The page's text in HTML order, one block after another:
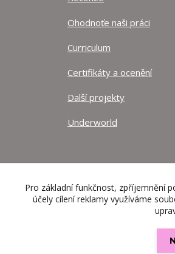
Ohodnoťe naši práci
Curriculum
Certifikáty a ocenění
Další projekty
Underworld
Pro základní funkčnost, zpříjemnění
účely cílení reklamy využíváme